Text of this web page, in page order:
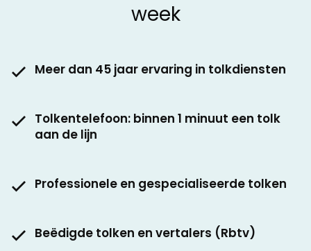
week
Meer dan 45 jaar ervaring in tolkdiensten
Tolkentelefoon: binnen 1 minuut een tolk
aan de lijn
Professionele en gespecialiseerde tolken
Beëdigde tolken en vertalers (Rbtv)